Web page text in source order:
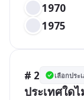
1970
1975
# 2 เลือกประ
ประเทศใด